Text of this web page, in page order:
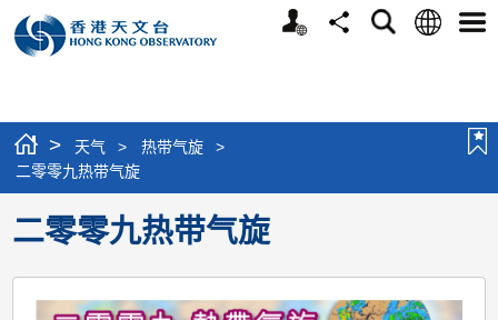
个
分
搜
语
选
> 天气 > 热带气旋
>
二零零九热带气旋
二零零九热带气旋